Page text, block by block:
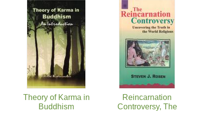
Theory of Karma in
Buddhism
Reincarnation
Controversy, The
页面